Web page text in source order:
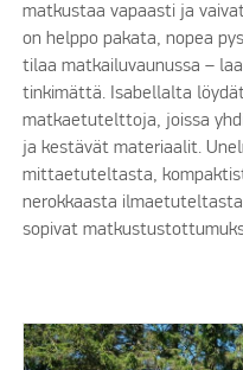
matkustaa vapaasti ja
on helppo pakata, nopea
tilaa matkailuvaunussa –
tinkimättä. Isabellalta
matkaetutelttoja, joissa
ja kestävät materiaalit.
mittaetuteltasta,
nerokkaasta
sopivat